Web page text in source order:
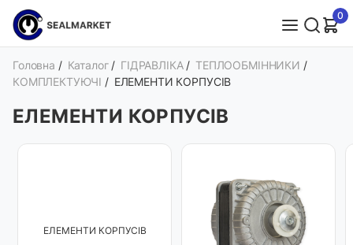
0
Головна / Каталог / ГІДРАВЛІКА /ТЕПЛООБМІННИКИ /
КОМПЛЕКТУЮЧІ / ЕЛЕМЕНТИ КОРПУСІВ
ЕЛЕМЕНТИ КОРПУСІВ
ЕЛЕМЕНТИ КОРПУСІВ